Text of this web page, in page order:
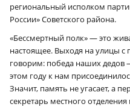
региональный исполком
России» Советского района.
«Бессмертный полк» — это
настоящее. Выходя на улицы
говорим: победа наших
этом году к нам
Значит, память не угасает, а
секретарь местного